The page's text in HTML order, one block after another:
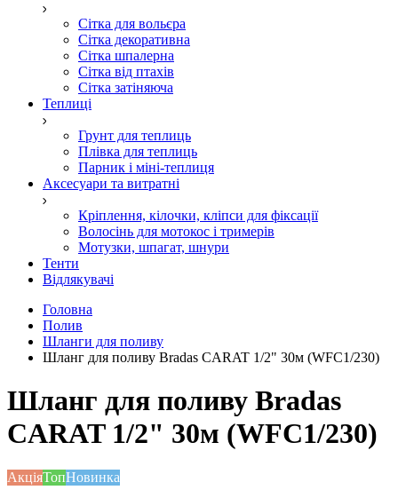
Сітка для вольєра
Сітка декоративна
Сітка шпалерна
Сітка від птахів
Сітка затіняюча
Теплиці
Грунт для теплиць
Плівка для теплиць
Парник і міні-теплиця
Аксесуари та витратні
Кріплення, кілочки, кліпси для фіксації
Волосінь для мотокос і тримерів
Мотузки, шпагат, шнури
Тенти
Відлякувачі
Головна
Полив
Шланги для поливу
Шланг для поливу Bradas CARAT 1/2" 30м (WFC1/230)
Шланг для поливу Bradas
CARAT 1/2" 30м (WFC1/230)
АкціяТопНовинка